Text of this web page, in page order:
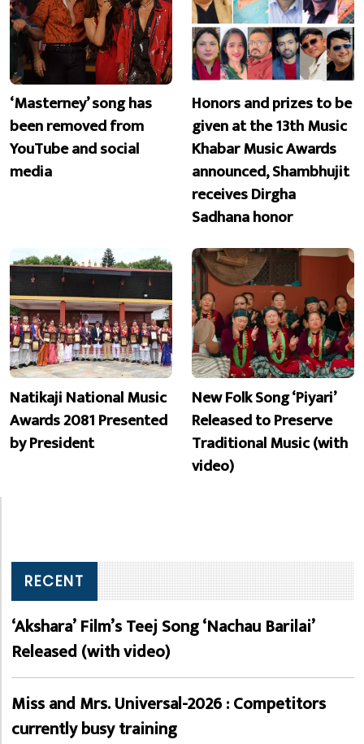
‘Masterney’ song has
been removed from
YouTube and social
media
Honors and prizes to be
given at the 13th Music
Khabar Music Awards
announced, Shambhujit
receives Dirgha
Sadhana honor
Natikaji National Music
Awards 2081 Presented
by President
New Folk Song ‘Piyari’
Released to Preserve
Traditional Music (with
video)
RECENT
‘Akshara’ Film’s Teej Song ‘Nachau Barilai’
Released (with video)
Miss and Mrs. Universal-2026 : Competitors
currently busy training